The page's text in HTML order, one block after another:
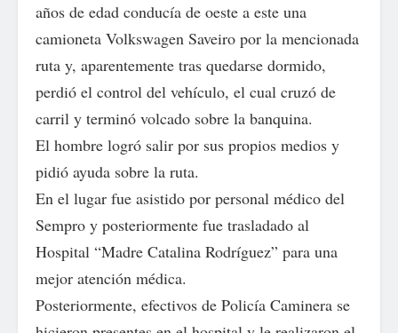
años de edad conducía de oeste a este una
camioneta Volkswagen Saveiro por la mencionada
ruta y, aparentemente tras quedarse dormido,
perdió el control del vehículo, el cual cruzó de
carril y terminó volcado sobre la banquina.
El hombre logró salir por sus propios medios y
pidió ayuda sobre la ruta.
En el lugar fue asistido por personal médico del
Sempro y posteriormente fue trasladado al
Hospital “Madre Catalina Rodríguez” para una
mejor atención médica.
Posteriormente, efectivos de Policía Caminera se